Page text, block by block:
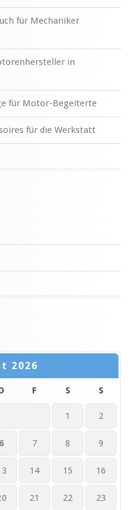
für Mechaniker
in
für Motor-Begeiterte
für die Werkstatt
2026
F S S
1 2
6 7 8 9
14 15 16
21 22 23